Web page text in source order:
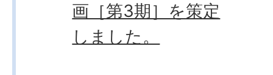
画［第3期］を策定
しました。